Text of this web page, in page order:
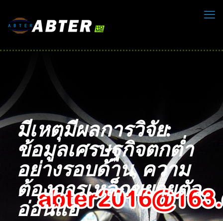
มีเหตุมีผลการวิจัย:
ข้อมูลเศรษฐกิจตกต่ำ
อย่างรอบด้าน, ความ
ต้องการเหล็กขยายตัว
อ่อนแอ